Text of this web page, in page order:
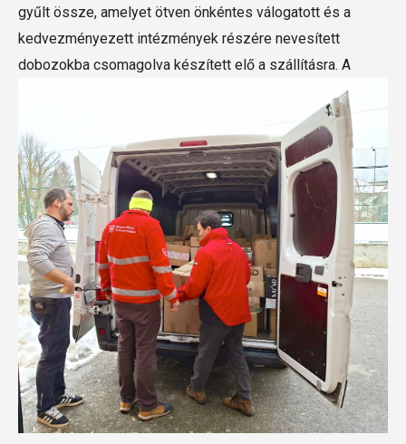
gyűlt össze, amelyet ötven önkéntes válogatott és a
kedvezményezett intézmények részére nevesített
dobozokba csomagolva készített elő a szállításra. A